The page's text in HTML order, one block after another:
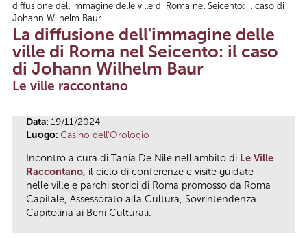
Tu sei qui
diffusione dell'immagine delle ville di Roma nel Seicento: il caso di
Johann Wilhelm Baur
La diffusione dell'immagine delle
ville di Roma nel Seicento: il caso
di Johann Wilhelm Baur
Le ville raccontano
Data: 19/11/2024
Luogo: Casino dell'Orologio
Incontro a cura di Tania De Nile nell'ambito di Le Ville
Raccontano, il ciclo di conferenze e visite guidate
nelle ville e parchi storici di Roma promosso da Roma
Capitale, Assessorato alla Cultura, Sovrintendenza
Capitolina ai Beni Culturali.